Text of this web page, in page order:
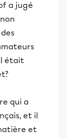
a jugé
était
qui a
et il
et